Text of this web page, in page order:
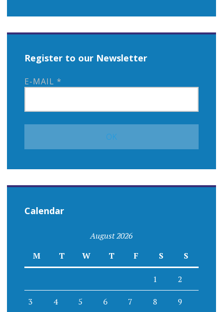
Register to our Newsletter
E-MAIL *
Calendar
August 2026
M
T W T F S S
1 2
3 4 5 6 7 8 9